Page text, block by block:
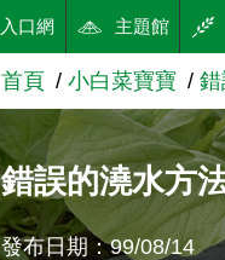
入口網 主題館
首頁 小白菜寶寶
錯誤的澆水方
發布日期：99/08/14